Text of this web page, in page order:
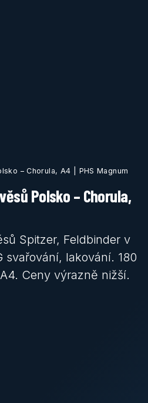
– Chorula, A4 | PHS Magnum
Polsko – Chorula,
Spitzer, Feldbinder v
svařování, lakování. 180
Ceny výrazně nižší.